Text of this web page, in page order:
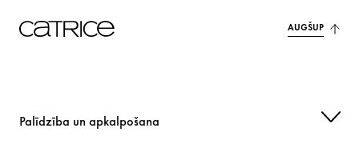
AUGŠUP
Palīdzība un apkalpošana